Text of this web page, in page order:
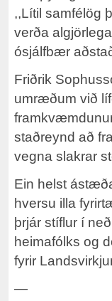
,,Lítil samfélög
verða
ósjálfbær
Friðrik
umræðum við
staðreynd að
vegna slakrar
Ein helst
hversu illa
þrjár stíflur í
heimafólks og
fyrir
—